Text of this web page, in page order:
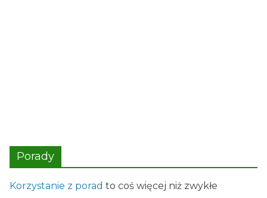
Porady
Korzystanie z porad to coś więcej niż zwykłe